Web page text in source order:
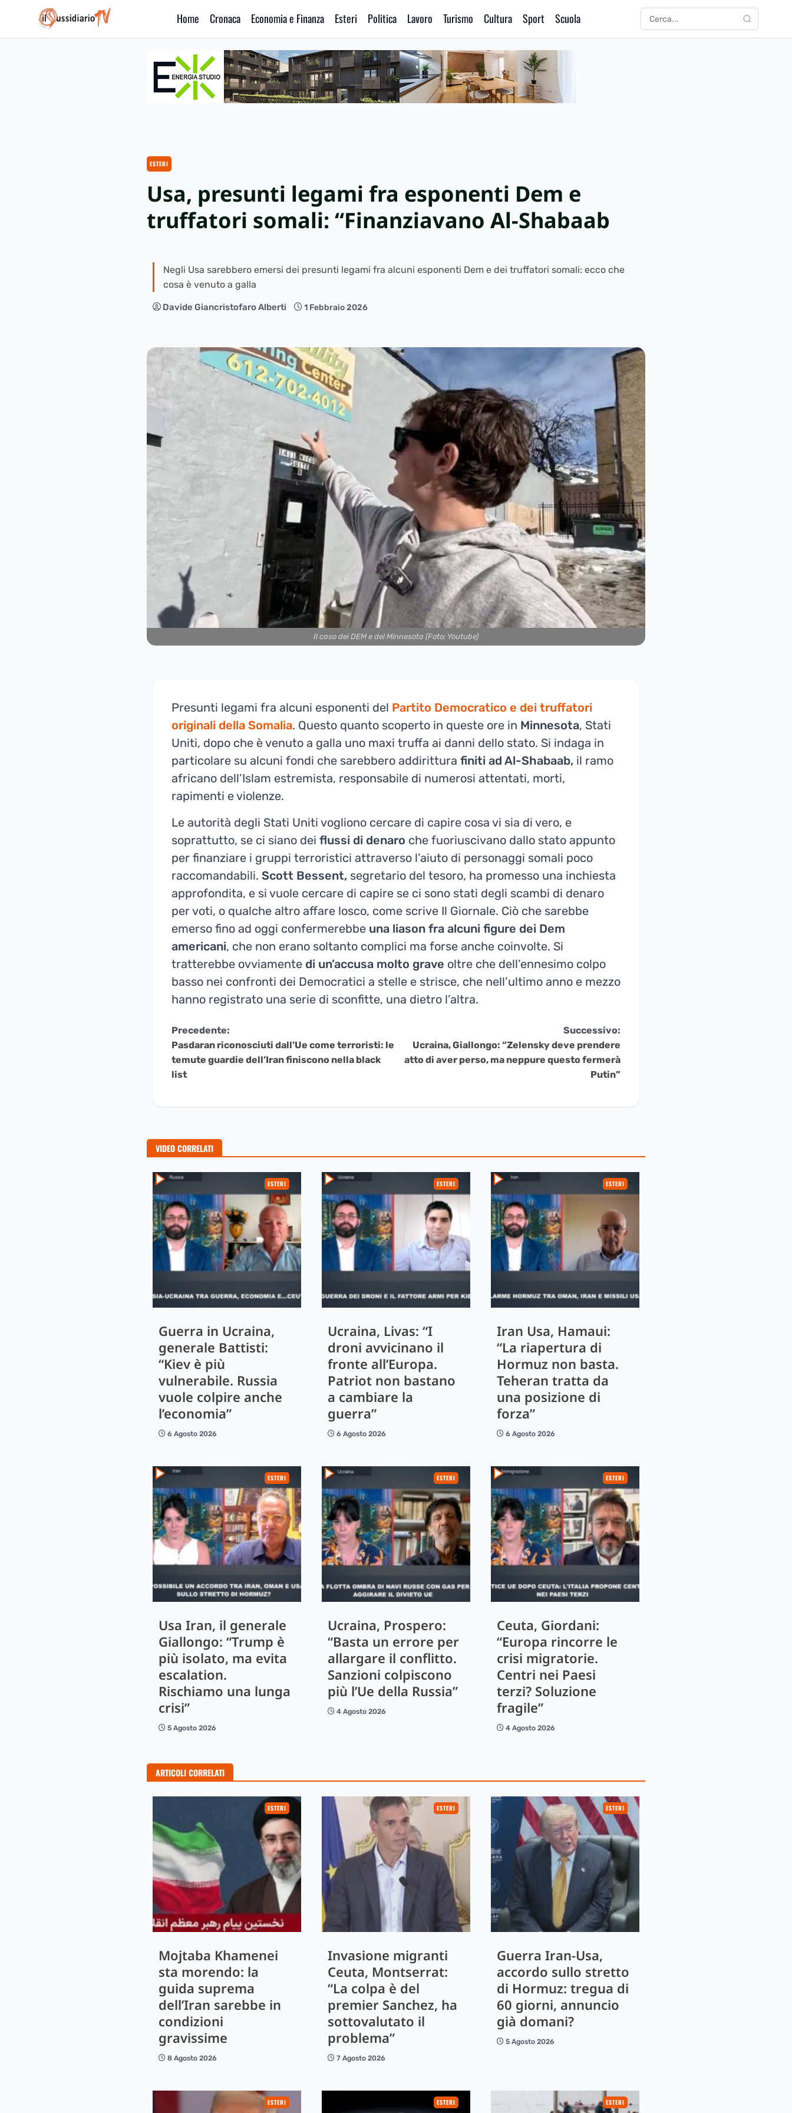
IlSussidiario TV
Home Cronaca Economia e Finanza Esteri Politica Lavoro Turismo Cultura Sport Scuola Cerca: CERCA
ESTERI
Usa, presunti legami fra esponenti Dem e
truffatori somali: “Finanziavano Al-Shabaab
Negli Usa sarebbero emersi dei presunti legami fra alcuni esponenti Dem e dei truffatori somali: ecco che
cosa è venuto a galla
Davide Giancristofaro Alberti 1 Febbraio 2026
Il caso dei DEM e del Minnesota (Foto: Youtube)
Presunti legami fra alcuni esponenti del Partito Democratico e dei truffatori
originali della Somalia. Questo quanto scoperto in queste ore in Minnesota, Stati
Uniti, dopo che è venuto a galla uno maxi truffa ai danni dello stato. Si indaga in
particolare su alcuni fondi che sarebbero addirittura finiti ad Al-Shabaab, il ramo
africano dell’Islam estremista, responsabile di numerosi attentati, morti,
rapimenti e violenze.
Le autorità degli Stati Uniti vogliono cercare di capire cosa vi sia di vero, e
soprattutto, se ci siano dei flussi di denaro che fuoriuscivano dallo stato appunto
per finanziare i gruppi terroristici attraverso l’aiuto di personaggi somali poco
raccomandabili. Scott Bessent, segretario del tesoro, ha promesso una inchiesta
approfondita, e si vuole cercare di capire se ci sono stati degli scambi di denaro
per voti, o qualche altro affare losco, come scrive Il Giornale. Ciò che sarebbe
emerso fino ad oggi confermerebbe una liason fra alcuni figure dei Dem
americani, che non erano soltanto complici ma forse anche coinvolte. Si
tratterebbe ovviamente di un’accusa molto grave oltre che dell’ennesimo colpo
basso nei confronti dei Democratici a stelle e strisce, che nell’ultimo anno e mezzo
hanno registrato una serie di sconfitte, una dietro l’altra.
Continua
a
Leggere
Precedente:
Pasdaran riconosciuti dall’Ue come terroristi: le
temute guardie dell’Iran finiscono nella black
list
Successivo:
Ucraina, Giallongo: “Zelensky deve prendere
atto di aver perso, ma neppure questo fermerà
Putin”
VIDEO CORRELATI
ESTERI
Guerra in Ucraina,
generale Battisti:
“Kiev è più
vulnerabile. Russia
vuole colpire anche
l’economia”
6 Agosto 2026
ESTERI
Ucraina, Livas: “I
droni avvicinano il
fronte all’Europa.
Patriot non bastano
a cambiare la
guerra”
6 Agosto 2026
ESTERI
Iran Usa, Hamaui:
“La riapertura di
Hormuz non basta.
Teheran tratta da
una posizione di
forza”
6 Agosto 2026
ESTERI
Usa Iran, il generale
Giallongo: “Trump è
più isolato, ma evita
escalation.
Rischiamo una lunga
crisi”
5 Agosto 2026
ESTERI
Ucraina, Prospero:
“Basta un errore per
allargare il conflitto.
Sanzioni colpiscono
più l’Ue della Russia”
4 Agosto 2026
ESTERI
Ceuta, Giordani:
“Europa rincorre le
crisi migratorie.
Centri nei Paesi
terzi? Soluzione
fragile”
4 Agosto 2026
ARTICOLI CORRELATI
ESTERI
Mojtaba Khamenei
sta morendo: la
guida suprema
dell’Iran sarebbe in
condizioni
gravissime
8 Agosto 2026
ESTERI
Invasione migranti
Ceuta, Montserrat:
“La colpa è del
premier Sanchez, ha
sottovalutato il
problema”
7 Agosto 2026
ESTERI
Guerra Iran-Usa,
accordo sullo stretto
di Hormuz: tregua di
60 giorni, annuncio
già domani?
5 Agosto 2026
ESTERI ESTERI ESTERI